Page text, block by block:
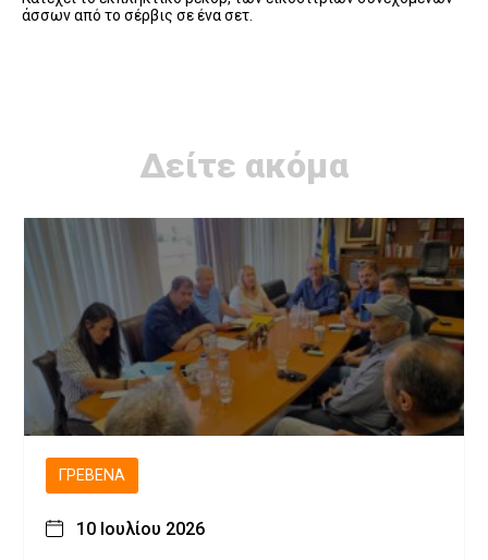
άσσων από το σέρβις σε ένα σετ.
Δείτε ακόμα
ΓΡΕΒΕΝΆ
10 Ιουλίου 2026